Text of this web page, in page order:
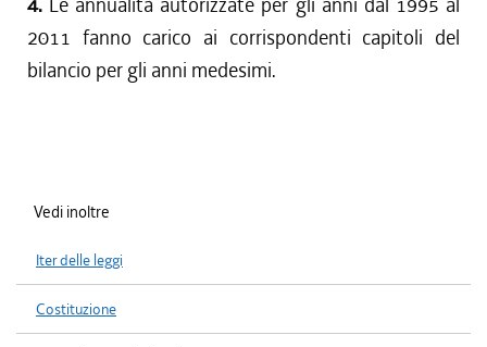
2011 fanno carico ai corrispondenti capitoli del
bilancio per gli anni medesimi.
Vedi inoltre
Iter delle leggi
Costituzione